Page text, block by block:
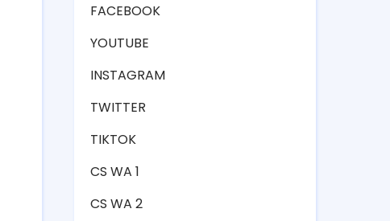
FACEBOOK
YOUTUBE
INSTAGRAM
TWITTER
TIKTOK
CS WA 1
CS WA 2